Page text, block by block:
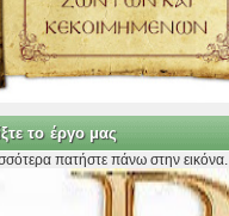
το έργο μας
πατήστε πάνω στην εικόνα.